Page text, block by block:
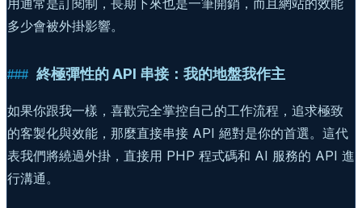
用通常是訂閱制，長期下來也是一筆開銷，而且網站的效能
多少會被外掛影響。
終極彈性的 API 串接：我的地盤我作主
如果你跟我一樣，喜歡完全掌控自己的工作流程，追求極致
的客製化與效能，那麼直接串接 API 絕對是你的首選。這代
表我們將繞過外掛，直接用 PHP 程式碼和 AI 服務的 API 進
行溝通。